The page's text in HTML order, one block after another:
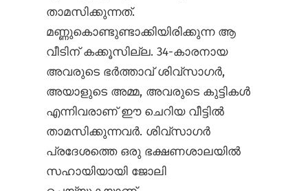
താമസിക്കുന്നത്.
മണ്ണുകൊണ്ടുണ്ടാക്കിയിരിക്കുന്ന ആ
വീടിന് കക്കൂസില്ല. 34-കാരനായ
അവരുടെ ഭര്‍ത്താവ് ശിവ്സാഗര്‍,
അയാളുടെ അമ്മ, അവരുടെ കുട്ടികള്‍
എന്നിവരാണ് ഈ ചെറിയ വീട്ടില്‍
താമസിക്കുന്നവര്‍. ശിവ്സാഗര്‍
പ്രദേശത്തെ ഒരു ഭക്ഷണശാലയില്‍
സഹായിയായി ജോലി